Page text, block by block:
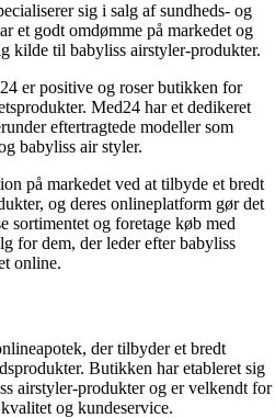
sig i salg af sundheds- og
et godt omdømme på markedet og
kilde til babyliss airstyler-produkter.
er positive og roser butikken for
Med24 har et dedikeret
eftertragtede modeller som
babyliss air styler.
på markedet ved at tilbyde et bredt
og deres onlineplatform gør det
sortimentet og foretage køb med
for dem, der leder efter babyliss
online.
der tilbyder et bredt
Butikken har etableret sig
airstyler-produkter og er velkendt for
og kundeservice.